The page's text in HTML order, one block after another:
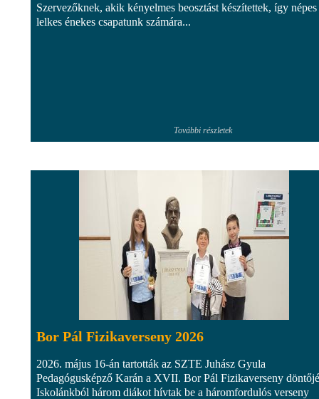
Szervezőknek, akik kényelmes beosztást készítettek, így népes
lelkes énekes csapatunk számára...
További részletek
Bor Pál Fizikaverseny 2026
2026. május 16-án tartották az SZTE Juhász Gyula
Pedagógusképző Karán a XVII. Bor Pál Fizikaverseny
Iskolánkból három diákot hívtak be a háromfordulós verseny